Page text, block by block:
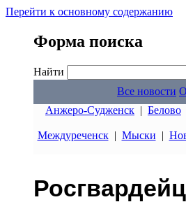
Перейти к основному содержанию
Форма поиска
Найти
Все новости
Анжеро-Судженск | Белово
Междуреченск| Мыски |